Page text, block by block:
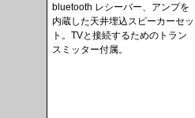
bluetooth レシーバー、アンプを
内蔵した天井埋込スピーカーセッ
ト。TVと接続するためのトラン
スミッター付属。